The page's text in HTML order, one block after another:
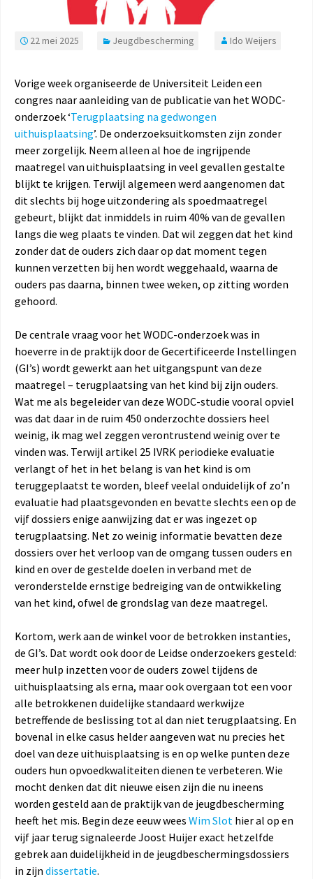
22 mei 2025 Jeugdbescherming Ido Weijers
Vorige week organiseerde de Universiteit Leiden een
congres naar aanleiding van de publicatie van het WODC-
onderzoek ‘Terugplaatsing na gedwongen
uithuisplaatsing’. De onderzoeksuitkomsten zijn zonder
meer zorgelijk. Neem alleen al hoe de ingrijpende
maatregel van uithuisplaatsing in veel gevallen gestalte
blijkt te krijgen. Terwijl algemeen werd aangenomen dat
dit slechts bij hoge uitzondering als spoedmaatregel
gebeurt, blijkt dat inmiddels in ruim 40% van de gevallen
langs die weg plaats te vinden. Dat wil zeggen dat het kind
zonder dat de ouders zich daar op dat moment tegen
kunnen verzetten bij hen wordt weggehaald, waarna de
ouders pas daarna, binnen twee weken, op zitting worden
gehoord.
De centrale vraag voor het WODC-onderzoek was in
hoeverre in de praktijk door de Gecertificeerde Instellingen
(GI’s) wordt gewerkt aan het uitgangspunt van deze
maatregel – terugplaatsing van het kind bij zijn ouders.
Wat me als begeleider van deze WODC-studie vooral opviel
was dat daar in de ruim 450 onderzochte dossiers heel
weinig, ik mag wel zeggen verontrustend weinig over te
vinden was. Terwijl artikel 25 IVRK periodieke evaluatie
verlangt of het in het belang is van het kind is om
teruggeplaatst te worden, bleef veelal onduidelijk of zo’n
evaluatie had plaatsgevonden en bevatte slechts een op de
vijf dossiers enige aanwijzing dat er was ingezet op
terugplaatsing. Net zo weinig informatie bevatten deze
dossiers over het verloop van de omgang tussen ouders en
kind en over de gestelde doelen in verband met de
veronderstelde ernstige bedreiging van de ontwikkeling
van het kind, ofwel de grondslag van deze maatregel.
Kortom, werk aan de winkel voor de betrokken instanties,
de GI’s. Dat wordt ook door de Leidse onderzoekers gesteld:
meer hulp inzetten voor de ouders zowel tijdens de
uithuisplaatsing als erna, maar ook overgaan tot een voor
alle betrokkenen duidelijke standaard werkwijze
betreffende de beslissing tot al dan niet terugplaatsing. En
bovenal in elke casus helder aangeven wat nu precies het
doel van deze uithuisplaatsing is en op welke punten deze
ouders hun opvoedkwaliteiten dienen te verbeteren. Wie
mocht denken dat dit nieuwe eisen zijn die nu ineens
worden gesteld aan de praktijk van de jeugdbescherming
heeft het mis. Begin deze eeuw wees Wim Slot hier al op en
vijf jaar terug signaleerde Joost Huijer exact hetzelfde
gebrek aan duidelijkheid in de jeugdbeschermingsdossiers
in zijn dissertatie.